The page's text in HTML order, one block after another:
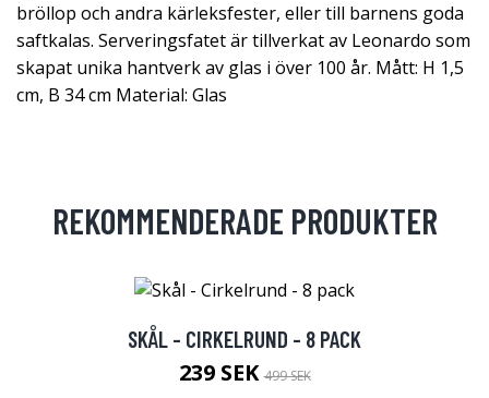
bröllop och andra kärleksfester, eller till barnens goda
saftkalas. Serveringsfatet är tillverkat av Leonardo som
skapat unika hantverk av glas i över 100 år. Mått: H 1,5
cm, B 34 cm Material: Glas
REKOMMENDERADE PRODUKTER
SKÅL - CIRKELRUND - 8 PACK
239 SEK499 SEK